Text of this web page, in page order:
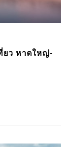
ยว หาดใหญ่-